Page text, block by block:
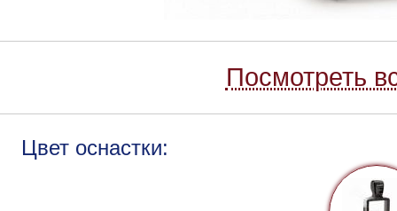
Посмотреть
Цвет оснастки: